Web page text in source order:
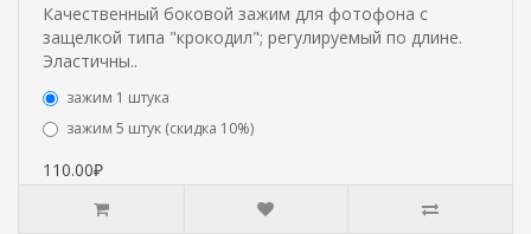
Качественный боковой зажим для фотофона с
защелкой типа "крокодил"; регулируемый по длине.
Эластичны..
зажим 1 штука
зажим 5 штук (скидка 10%)
110.00₽